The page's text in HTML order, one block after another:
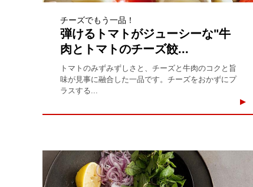
チーズでもう一品！
弾けるトマトがジューシーな"牛
肉とトマトのチーズ餃...
トマトのみずみずしさと、チーズと牛肉のコクと旨
味が見事に融合した一品です。チーズをおかずにプ
ラスする...